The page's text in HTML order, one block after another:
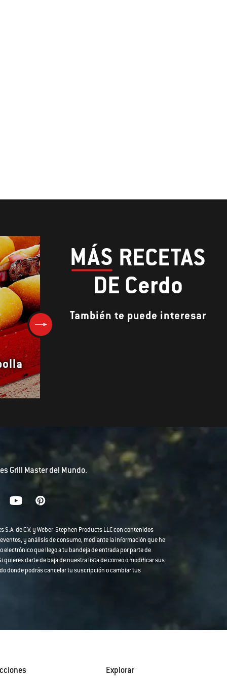
MÁS RECETAS
DE Cerdo
También te puede interesar
Grill Master del Mundo.
de C.V. y Weber-Stephen Products LLC con contenidos
y análisis de consumo, mediante la información que he
que llego a tu bandeja de entrada por parte de
darte de baja de nuestra lista de correo o modificar sus
donde podrás cancelar tu suscripción o cambiar tus
Explorar